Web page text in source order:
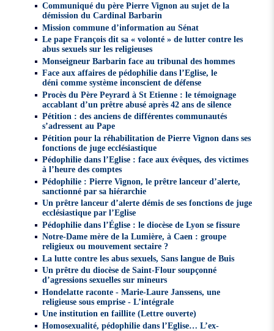
Communiqué du père Pierre Vignon au sujet de la
démission du Cardinal Barbarin
Mission commune d’information au Sénat
Le pape François dit sa « volonté » de lutter contre les
abus sexuels sur les religieuses
Monseigneur Barbarin face au tribunal des hommes
Face aux affaires de pédophilie dans l’Eglise, le
déni comme système inconscient de défense
Procès du Père Peyrard à St Etienne : le témoignage
accablant d’un prêtre abusé après 42 ans de silence
Pétition : des anciens de différentes communautés
s’adressent au Pape
Pétition pour la réhabilitation de Pierre Vignon dans ses
fonctions de juge ecclésiastique
Pédophilie dans l’Eglise : face aux évêques, des victimes
à l’heure des comptes
Pédophilie : Pierre Vignon, le prêtre lanceur d’alerte,
sanctionné par sa hiérarchie
Un prêtre lanceur d’alerte démis de ses fonctions de juge
ecclésiastique par l’Eglise
Pédophilie dans l’Église : le diocèse de Lyon se fissure
Notre-Dame mère de la Lumière, à Caen : groupe
religieux ou mouvement sectaire ?
La lutte contre les abus sexuels, Sans langue de Buis
Un prêtre du diocèse de Saint-Flour soupçonné
d’agressions sexuelles sur mineurs
Hondelatte raconte - Marie-Laure Janssens, une
religieuse sous emprise - L’intégrale
Une institution en faillite (Lettre ouverte)
Homosexualité, pédophilie dans l’Eglise… L’ex-